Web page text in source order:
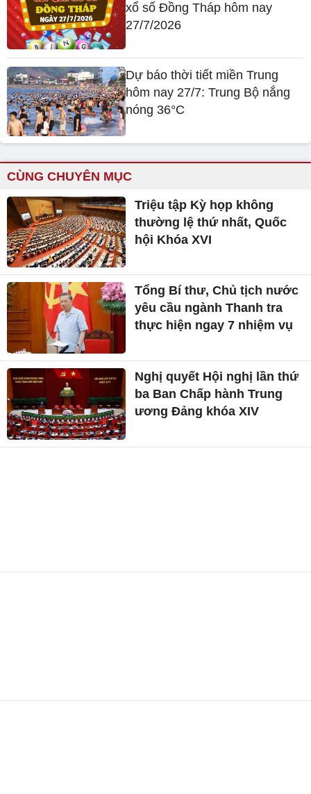
xổ số Đồng Tháp hôm nay
27/7/2026
Dự báo thời tiết miền Trung
hôm nay 27/7: Trung Bộ nắng
nóng 36°C
CÙNG CHUYÊN MỤC
Triệu tập Kỳ họp không
thường lệ thứ nhất, Quốc
hội Khóa XVI
Tổng Bí thư, Chủ tịch nước
yêu cầu ngành Thanh tra
thực hiện ngay 7 nhiệm vụ
Nghị quyết Hội nghị lần thứ
ba Ban Chấp hành Trung
ương Đảng khóa XIV